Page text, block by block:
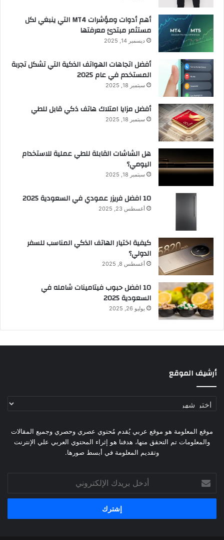
أهم أدوات ومؤشرات MT4 التي ينبغي لكل
مستثمر مبتدئ معرفتها
ديسمبر 14, 2025
أفضل اتجاهات الهواتف الذكية التي تشكل تجربة
المستخدم في عام 2025
سبتمبر 18, 2025
أفضل مزايا امتلاك هاتف ذكي قابل للطي
سبتمبر 18, 2025
هل الشاشات القابلة للطي عملية للاستخدام
اليومي؟
سبتمبر 18, 2025
10 افضل فريزر عمودي​ في السعودية​ 2025
أغسطس 23, 2025
كيفية اختيار الهاتف الذكي المناسب للسفر
الدولي؟
أغسطس 8, 2025
10 افضل حبوب فيتامينات شامله​ في
السعودية 2025
يوليو 26, 2025
أرشيف الموقع
أرشيف
موقع المعلومة هو موقع عربي يُقدم مُحتوي عصري وحصري وجميع المقالات
والمعلومات تم التحقق منها، هدفنا هو إثراء المحتوي العربي علي الإنترنت
وتقديم المعلومة في أبسط صورها.
بريدك
الإلكتروني